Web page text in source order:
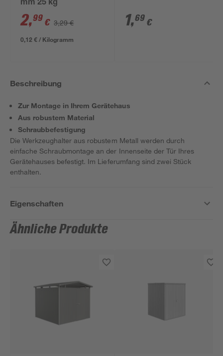
mm 25 kg
2,99 € 3,29 €
0,12 € / Kilogramm
1,69 €
Beschreibung
Zur Montage in Ihrem Gerätehaus
Aus robustem Material
Schraubbefestigung
Die Werkzeughalter aus robustem Metall werden durch
einfache Schraubmontage an der Innenseite der Tür Ihres
Gerätehauses befestigt. Im Lieferumfang sind zwei Stück
enthalten.
Eigenschaften
Ähnliche Produkte